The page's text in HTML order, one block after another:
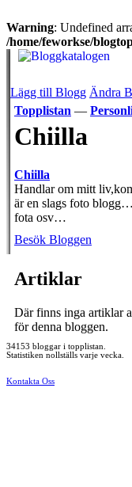
Warning: Undefined
/home/feworkse/
Lägg till Blogg Ändra
Topplistan —
Chiilla
Chiilla
Handlar om mitt
är en slags foto
fota osv…
Besök Bloggen
Artiklar
Där finns inga artiklar
för denna bloggen.
34153 bloggar i topplistan.
Statistiken nollställs varje vecka.
Kontakta Oss